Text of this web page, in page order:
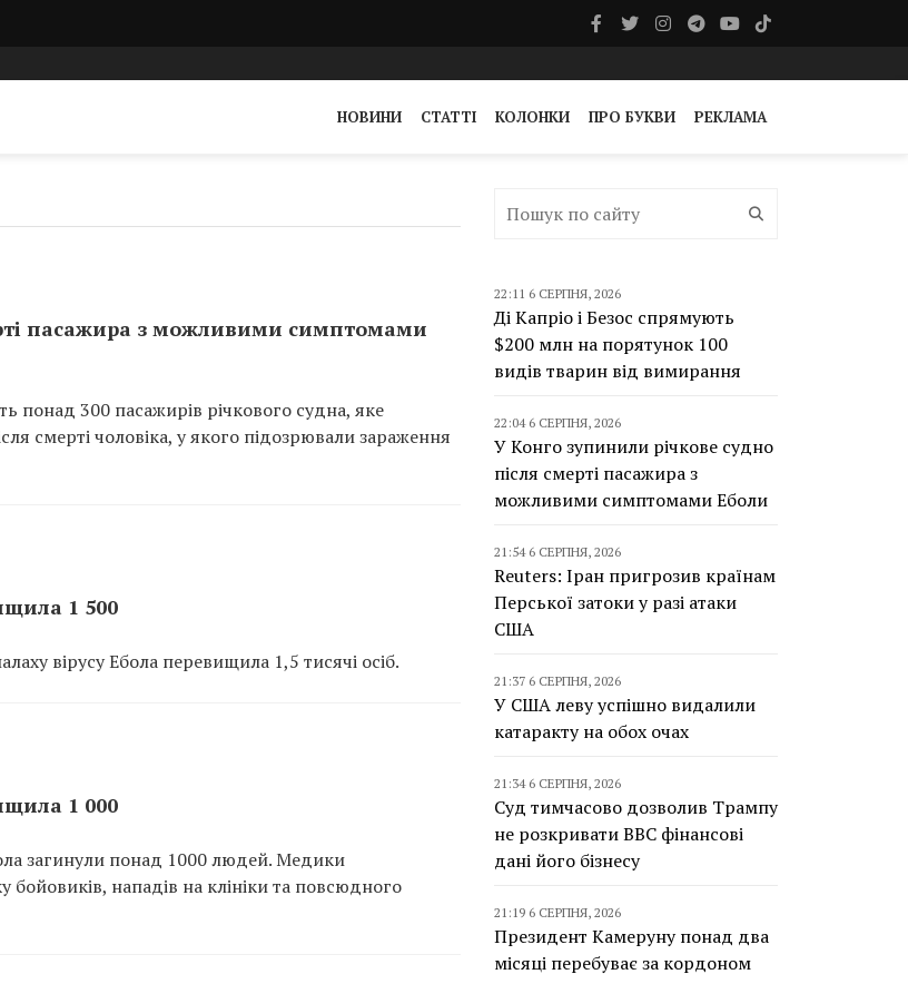
НОВИНИ СТАТТІ КОЛОНКИ ПРО БУКВИ РЕКЛАМА
пасажира з можливими симптомами
понад 300 пасажирів річкового судна, яке
смерті чоловіка, у якого підозрювали зараження
1 500
вірусу Ебола перевищила 1,5 тисячі осіб.
1 000
загинули понад 1000 людей. Медики
бойовиків, нападів на клініки та повсюдного
22:11 6 СЕРПНЯ, 2026
Ді Капріо і Безос спрямують
$200 млн на порятунок 100
видів тварин від вимирання
22:04 6 СЕРПНЯ, 2026
У Конго зупинили річкове судно
після смерті пасажира з
можливими симптомами Еболи
21:54 6 СЕРПНЯ, 2026
Reuters: Іран пригрозив країнам
Перської затоки у разі атаки
США
21:37 6 СЕРПНЯ, 2026
У США леву успішно видалили
катаракту на обох очах
21:34 6 СЕРПНЯ, 2026
Суд тимчасово дозволив Трампу
не розкривати BBC фінансові
дані його бізнесу
21:19 6 СЕРПНЯ, 2026
Президент Камеруну понад два
місяці перебуває за кордоном